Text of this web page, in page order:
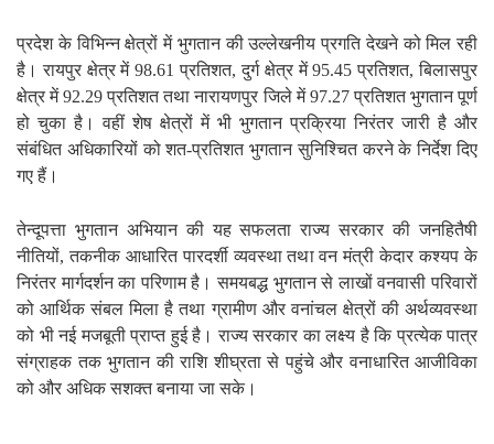
प्रदेश के विभिन्न क्षेत्रों में भुगतान की उल्लेखनीय प्रगति देखने को मिल रही
है। रायपुर क्षेत्र में 98.61 प्रतिशत, दुर्ग क्षेत्र में 95.45 प्रतिशत, बिलासपुर
क्षेत्र में 92.29 प्रतिशत तथा नारायणपुर जिले में 97.27 प्रतिशत भुगतान पूर्ण
हो चुका है। वहीं शेष क्षेत्रों में भी भुगतान प्रक्रिया निरंतर जारी है और
संबंधित अधिकारियों को शत-प्रतिशत भुगतान सुनिश्चित करने के निर्देश दिए
गए हैं।
तेन्दूपत्ता भुगतान अभियान की यह सफलता राज्य सरकार की जनहितैषी
नीतियों, तकनीक आधारित पारदर्शी व्यवस्था तथा वन मंत्री केदार कश्यप के
निरंतर मार्गदर्शन का परिणाम है। समयबद्ध भुगतान से लाखों वनवासी परिवारों
को आर्थिक संबल मिला है तथा ग्रामीण और वनांचल क्षेत्रों की अर्थव्यवस्था
को भी नई मजबूती प्राप्त हुई है। राज्य सरकार का लक्ष्य है कि प्रत्येक पात्र
संग्राहक तक भुगतान की राशि शीघ्रता से पहुंचे और वनाधारित आजीविका
को और अधिक सशक्त बनाया जा सके।